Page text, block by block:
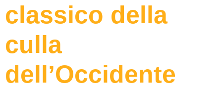
classico della
culla
dell’Occidente